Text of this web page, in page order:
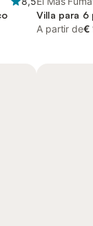
Villa para 6
A partir de€